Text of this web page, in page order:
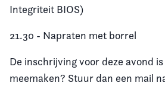
Integriteit BIOS)
21.30 - Napraten met borrel
De inschrijving voor deze avond
meemaken? Stuur dan een mail